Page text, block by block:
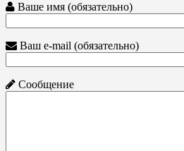
Ваше имя (обязательно)
Ваш e-mail (обязательно)
Сообщение